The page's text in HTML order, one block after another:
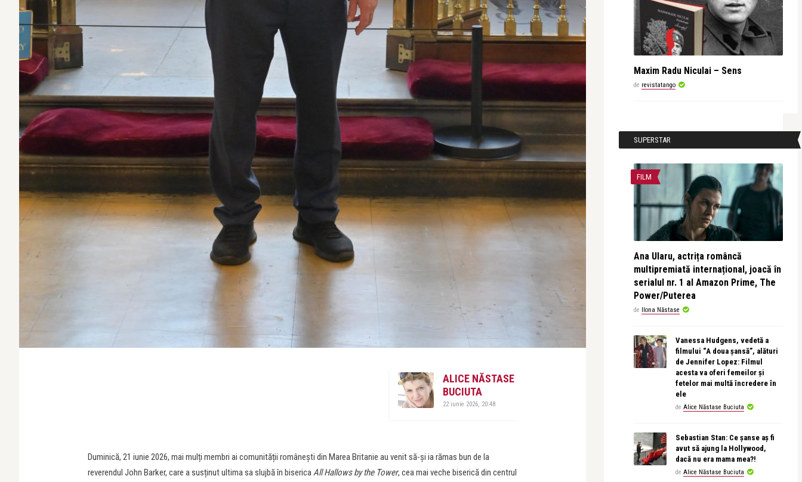
ALICE NĂSTASE
BUCIUTA
22 iunie 2026, 20:48
Duminică, 21 iunie 2026, mai mulți membri ai comunității românești din Marea Britanie au venit să-și ia rămas bun de la
reverendul John Barker, care a susținut ultima sa slujbă în bisericaAll Hallows by the Tower, cea mai veche biserică din centrul
Maxim Radu Niculai – Sens
de revistatango
SUPERSTAR
FILM
Ana Ularu, actrița româncă
multipremiată internațional, joacă în
serialul nr. 1 al Amazon Prime, The
Power/Puterea
de Ilona Năstase
Vanessa Hudgens, vedetă a
filmului “A doua șansă”, alături
de Jennifer Lopez: Filmul
acesta va oferi femeilor și
fetelor mai multă încredere în
ele
de Alice Năstase Buciuta
Sebastian Stan: Ce șanse aș fi
avut să ajung la Hollywood,
dacă nu era mama mea?!
de Alice Năstase Buciuta